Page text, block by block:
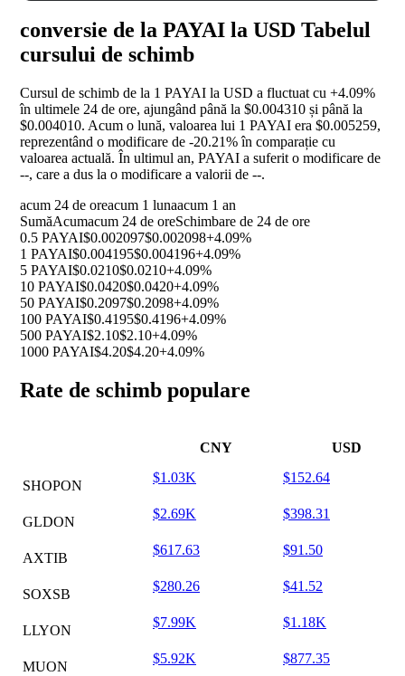
conversie de la PAYAI la USD Tabelul
cursului de schimb
Cursul de schimb de la 1 PAYAI la USD a fluctuat cu +4.09%
în ultimele 24 de ore, ajungând până la $0.004310 și până la
$0.004010. Acum o lună, valoarea lui 1 PAYAI era $0.005259,
reprezentând o modificare de -20.21%în comparație cu
valoarea actuală. În ultimul an, PAYAI a suferit o modificare de
--, care a dus la o modificare a valorii de --.
acum 24 de oreacum 1 lunaacum 1 an
SumăAcumacum 24 de oreSchimbare de 24 de ore
0.5 PAYAI$0.002097$0.002098+4.09%
1 PAYAI$0.004195$0.004196+4.09%
5 PAYAI$0.0210$0.0210+4.09%
10 PAYAI$0.0420$0.0420+4.09%
50 PAYAI$0.2097$0.2098+4.09%
100 PAYAI$0.4195$0.4196+4.09%
500 PAYAI$2.10$2.10+4.09%
1000 PAYAI$4.20$4.20+4.09%
Rate de schimb populare
CNY USD
SHOPON
$1.03K $152.64
GLDON
$2.69K $398.31
AXTIB
$617.63 $91.50
SOXSB
$280.26 $41.52
LLYON
$7.99K $1.18K
MUON
$5.92K $877.35